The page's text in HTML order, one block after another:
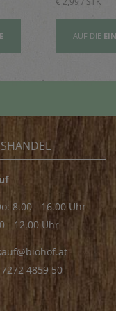
AUF DIE
8.00 - 16.00 Uhr
- 12.00 Uhr
4859 50